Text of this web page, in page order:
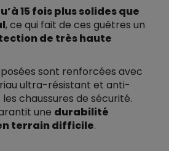
15 fois plus solides que
, ce qui fait de ces guêtres un
de très haute
sont renforcées avec
ultra-résistant et anti-
chaussures de sécurité.
une durabilité
terrain difficile.